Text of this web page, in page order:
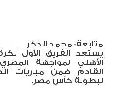
متابعة: محمد الدكر
يستعد الفريق الأول
الأهلي لمواجهة
القادم ضمن مباريات
لبطولة كأس مصر.